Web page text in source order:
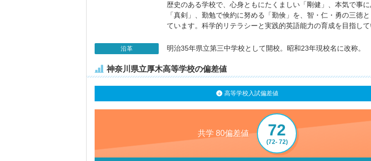
歴史のある学校で、心身ともにたくましい「剛健」、本気で事に
「真剣」、勤勉で倹約に努める「勤倹」を、智・仁・勇の三徳
ています。科学的リテラシーと実践的英語能力の育成を目指して
沿革 明治35年県立第三中学校として開校。昭和23年現校名に改称。
神奈川県立厚木高等学校の偏差値
高等学校入試偏差値
72
(72- 72)
共学 80偏差値